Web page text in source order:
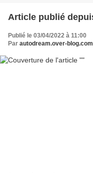
Publié le 03/04/2022 à 11:00
Par autodream.over-blog.com